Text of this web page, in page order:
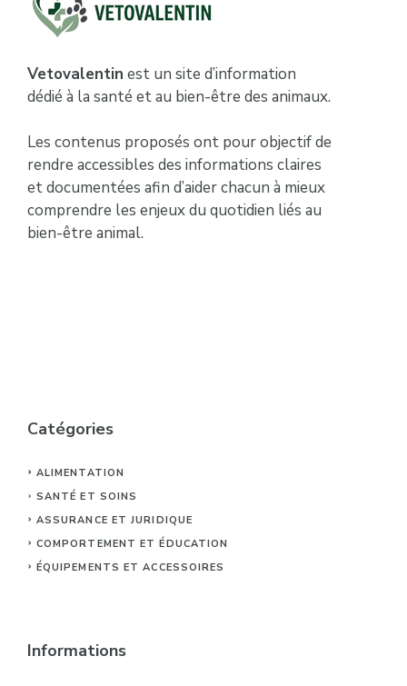
Vetovalentin est un site d’information
dédié à la santé et au bien-être des animaux.
Les contenus proposés ont pour objectif de
rendre accessibles des informations claires
et documentées afin d’aider chacun à mieux
comprendre les enjeux du quotidien liés au
bien-être animal.
Catégories
ALIMENTATION
SANTÉ ET SOINS
ASSURANCE ET JURIDIQUE
COMPORTEMENT ET ÉDUCATION
ÉQUIPEMENTS ET ACCESSOIRES
Informations